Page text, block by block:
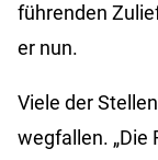
führenden
er nun.
Viele der
wegfallen. „Die